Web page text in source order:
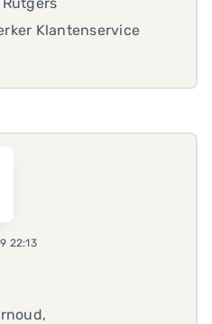
Klantenservice
22:13